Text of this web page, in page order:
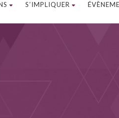
S’IMPLIQUER